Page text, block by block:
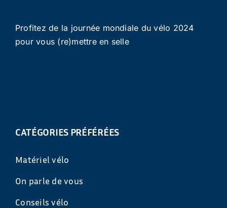
Profitez de la journée mondiale du vélo 2024
pour vous (re)mettre en selle
CATÉGORIES PRÉFÉRÉES
Matériel vélo
On parle de vous
Conseils vélo